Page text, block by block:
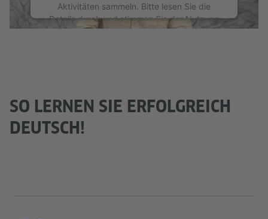
Aktivitäten sammeln. Bitte lesen Sie die
Details durch und stimmen Sie der Nutzung
des Service zu, um dieses Video anzusehen.
SO LERNEN SIE ERFOLGREICH
DEUTSCH!